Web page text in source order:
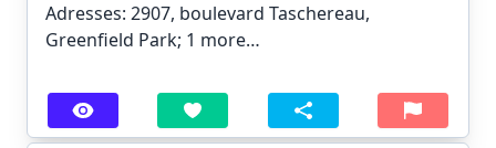
Adresses: 2907, boulevard Taschereau,
Greenfield Park; 1 more…